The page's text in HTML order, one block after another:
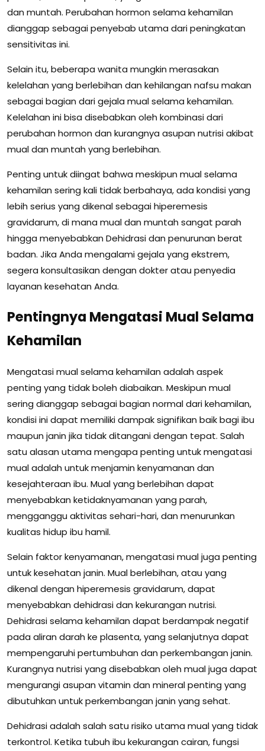
dan muntah. Perubahan hormon selama kehamilan
dianggap sebagai penyebab utama dari peningkatan
sensitivitas ini.
Selain itu, beberapa wanita mungkin merasakan
kelelahan yang berlebihan dan kehilangan nafsu makan
sebagai bagian dari gejala mual selama kehamilan.
Kelelahan ini bisa disebabkan oleh kombinasi dari
perubahan hormon dan kurangnya asupan nutrisi akibat
mual dan muntah yang berlebihan.
Penting untuk diingat bahwa meskipun mual selama
kehamilan sering kali tidak berbahaya, ada kondisi yang
lebih serius yang dikenal sebagai hiperemesis
gravidarum, di mana mual dan muntah sangat parah
hingga menyebabkan Dehidrasi dan penurunan berat
badan. Jika Anda mengalami gejala yang ekstrem,
segera konsultasikan dengan dokter atau penyedia
layanan kesehatan Anda.
Pentingnya Mengatasi Mual Selama
Kehamilan
Mengatasi mual selama kehamilan adalah aspek
penting yang tidak boleh diabaikan. Meskipun mual
sering dianggap sebagai bagian normal dari kehamilan,
kondisi ini dapat memiliki dampak signifikan baik bagi ibu
maupun janin jika tidak ditangani dengan tepat. Salah
satu alasan utama mengapa penting untuk mengatasi
mual adalah untuk menjamin kenyamanan dan
kesejahteraan ibu. Mual yang berlebihan dapat
menyebabkan ketidaknyamanan yang parah,
mengganggu aktivitas sehari-hari, dan menurunkan
kualitas hidup ibu hamil.
Selain faktor kenyamanan, mengatasi mual juga penting
untuk kesehatan janin. Mual berlebihan, atau yang
dikenal dengan hiperemesis gravidarum, dapat
menyebabkan dehidrasi dan kekurangan nutrisi.
Dehidrasi selama kehamilan dapat berdampak negatif
pada aliran darah ke plasenta, yang selanjutnya dapat
mempengaruhi pertumbuhan dan perkembangan janin.
Kurangnya nutrisi yang disebabkan oleh mual juga dapat
mengurangi asupan vitamin dan mineral penting yang
dibutuhkan untuk perkembangan janin yang sehat.
Dehidrasi adalah salah satu risiko utama mual yang tidak
terkontrol. Ketika tubuh ibu kekurangan cairan, fungsi